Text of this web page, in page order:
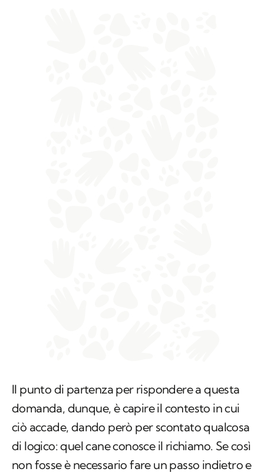
Il punto di partenza per rispondere a questa
domanda, dunque, è capire il contesto in cui
ciò accade, dando però per scontato qualcosa
di logico: quel cane conosce il richiamo. Se così